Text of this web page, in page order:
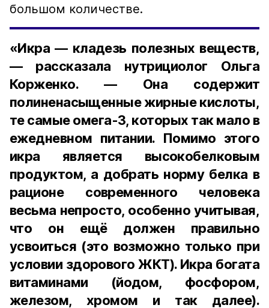
большом количестве.
«Икра — кладезь полезных веществ,
— рассказала нутрициолог Ольга
Корженко. — Она содержит
полиненасыщенные жирные кислоты,
те самые омега-3, которых так мало в
ежедневном питании. Помимо этого
икра является высокобелковым
продуктом, а добрать норму белка в
рационе современного человека
весьма непросто, особенно учитывая,
что он ещё должен правильно
усвоиться (это возможно только при
условии здорового ЖКТ). Икра богата
витаминами (йодом, фосфором,
железом, хромом и так далее).